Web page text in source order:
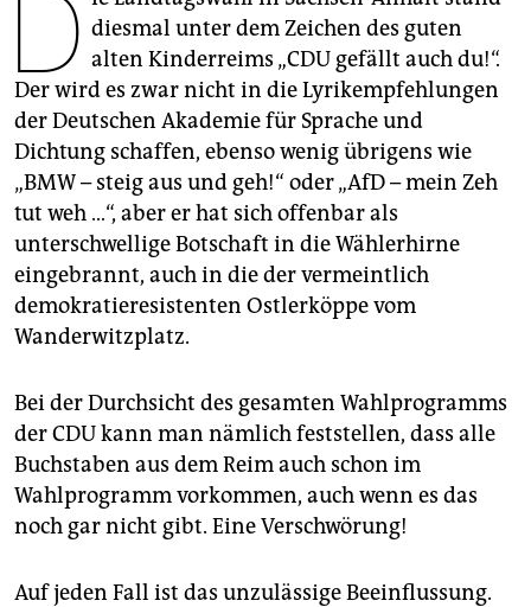
wahrheit
verlag
verlag
veranstaltungen
shop
fragen & hilfe
unterstützen
genossenschaft
epaper login
D diesmal unter dem Zeichen des guten
alten Kinderreims „CDU gefällt auch du!“.
Der wird es zwar nicht in die Lyrikempfehlungen
der Deutschen Akademie für Sprache und
Dichtung schaffen, ebenso wenig übrigens wie
„BMW – steig aus und geh!“ oder „AfD – mein Zeh
tut weh …“, aber er hat sich offenbar als
unterschwellige Botschaft in die Wählerhirne
eingebrannt, auch in die der vermeintlich
demokratieresistenten Ostlerköppe vom
Wanderwitzplatz.
Bei der Durchsicht des gesamten Wahlprogramms
der CDU kann man nämlich feststellen, dass alle
Buchstaben aus dem Reim auch schon im
Wahlprogramm vorkommen, auch wenn es das
noch gar nicht gibt. Eine Verschwörung!
Auf jeden Fall ist das unzulässige Beeinflussung.